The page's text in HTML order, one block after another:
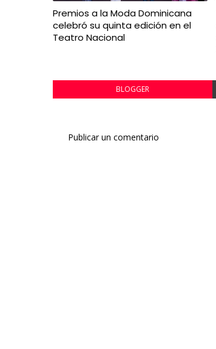
Premios a la Moda Dominicana
celebró su quinta edición en el
Teatro Nacional
BLOGGER
Publicar un comentario